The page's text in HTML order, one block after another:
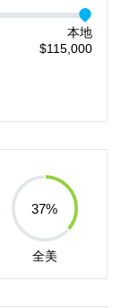
本地
$115,000
37%
全美